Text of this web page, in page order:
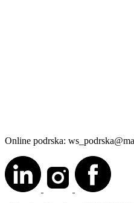
Online podrska: